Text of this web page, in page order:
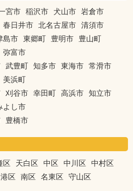
宮市 稲沢市 犬山市 岩倉市
春日井市 北名古屋市 清須市
島市 東郷町 豊明市
豊山町
弥富市
武豊町 知多市 東海市 常滑市
美浜町
刈谷市 幸田町 高浜市 知立市
よし市
豊橋市
区 天白区 中区 中川区
中村区
港区 南区 名東区 守山区